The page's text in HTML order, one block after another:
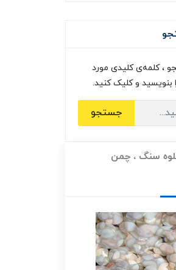
، کلمه‌ی کلیدی مورد
بنویسید و کلیک کنید.
جستجو
سنگ ، چمن